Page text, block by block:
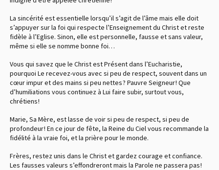
La sincérité est essentielle lorsqu’il s’agit de l’âme mais elle doit
s’appuyer sur la foi qui respecte l’Enseignement du Christ et reste
fidèle à l’Eglise. Sinon, elle est personnelle, fausse et sans valeur,
même si elle se nomme bonne foi…
Vous qui savez que le Christ est Présent dans l’Eucharistie,
pourquoi Le recevez-vous avec si peu de respect, souvent dans un
cœur impur et des mains si peu nettes ? Pauvre Seigneur ! Que
d’humiliations vous continuez à Lui faire subir, surtout vous,
chrétiens !
Marie, Sa Mère, est lasse de voir si peu de respect, si peu de
profondeur ! En ce jour de fête, la Reine du Ciel vous recommande la
fidélité à la vraie foi, et la prière pour le monde.
Frères, restez unis dans le Christ et gardez courage et confiance.
Les fausses valeurs s’effondreront mais la Parole ne passera pas !